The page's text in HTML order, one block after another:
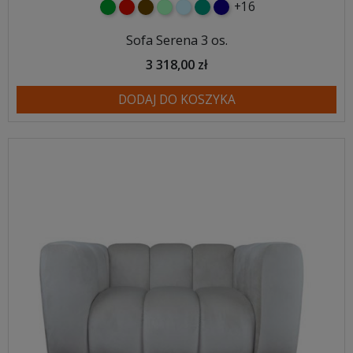
zielonyczerwony
czekoladowy
miętowybłękitnyturkusowy
granatowy
+16
Sofa Serena 3 os.
3 318,00 zł
DODAJ DO KOSZYKA